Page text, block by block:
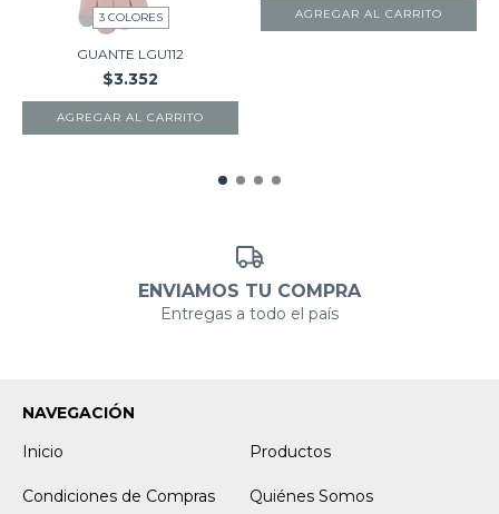
3 COLORES
GUANTE LGU112
$3.352
AGREGAR AL CARRITO
AGREGAR AL CARRITO
ENVIAMOS TU COMPRA
Entregas a todo el país
NAVEGACIÓN
Inicio
Productos
Condiciones de Compras Quiénes Somos